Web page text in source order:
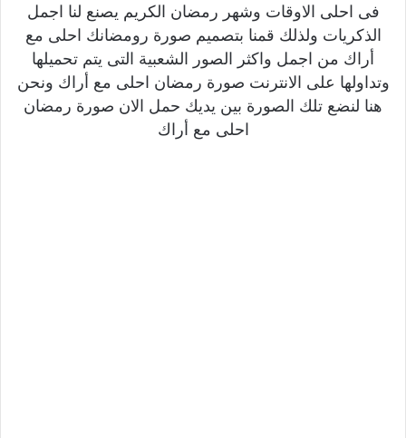
فى احلى الاوقات وشهر رمضان الكريم يصنع لنا اجمل
الذكريات ولذلك قمنا بتصميم صورة رومضانك احلى مع
أراك من اجمل واكثر الصور الشعبية التى يتم تحميلها
وتداولها على الانترنت صورة رمضان احلى مع أراك ونحن
هنا لنضع تلك الصورة بين يديك حمل الان صورة رمضان
احلى مع أراك